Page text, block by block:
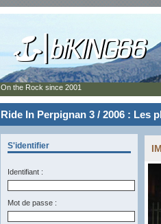
Ride In Perpignan 3 / 2006 : Les
S'identifier
Identifiant :
Mot de passe :
On the Rock since 2001